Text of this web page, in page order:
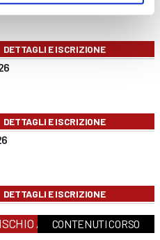
DETTAGLI E ISCRIZIONE
DETTAGLI E ISCRIZIONE
DETTAGLI E ISCRIZIONE
ALTOCONTENUTI CORSO